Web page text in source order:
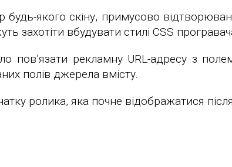
будь-якого скіну, примусово
захотіти вбудувати стилі CSS
пов’язати рекламну URL-адресу з
полів джерела вмісту.
ролика, яка почне відображатися